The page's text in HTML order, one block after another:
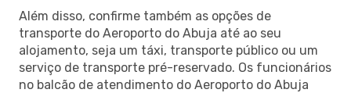
Além disso, confirme também as opções de
transporte do Aeroporto do Abuja até ao seu
alojamento, seja um táxi, transporte público ou um
serviço de transporte pré-reservado. Os funcionários
no balcão de atendimento do Aeroporto do Abuja